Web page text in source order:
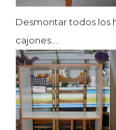
Desmontar todos los
cajones….